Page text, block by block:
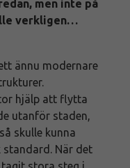
men inte på
verkligen…
ännu modernare
hjälp att flytta
utanför staden,
skulle kunna
standard. När det